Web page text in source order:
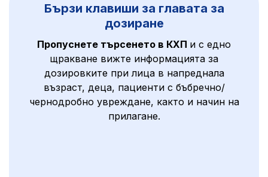
Бързи клавиши за главата за
дозиране
Пропуснете търсенето в КХП и с едно
щракване вижте информацията за
дозировките при лица в напреднала
възраст, деца, пациенти с бъбречно/
чернодробно увреждане, както и начин на
прилагане.